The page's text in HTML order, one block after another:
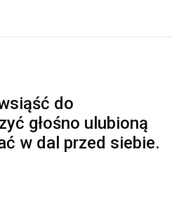
do
głośno ulubioną
w dal przed siebie.